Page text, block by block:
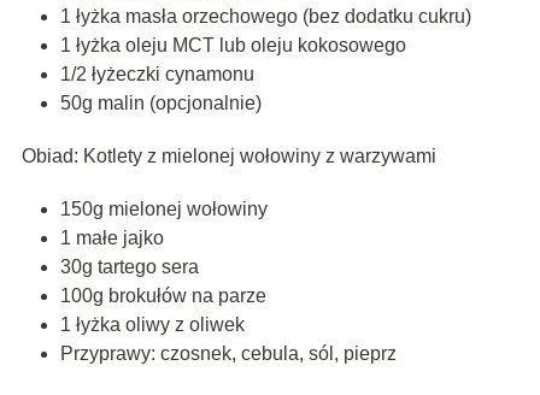
1 łyżka masła orzechowego (bez dodatku cukru)
1 łyżka oleju MCT lub oleju kokosowego
1/2 łyżeczki cynamonu
50g malin (opcjonalnie)
Obiad: Kotlety z mielonej wołowiny z warzywami
150g mielonej wołowiny
1 małe jajko
30g tartego sera
100g brokułów na parze
1 łyżka oliwy z oliwek
Przyprawy: czosnek, cebula, sól, pieprz